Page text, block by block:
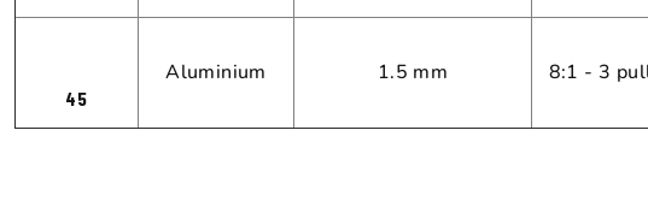
45
Aluminium 1.5 mm 8:1 - 3